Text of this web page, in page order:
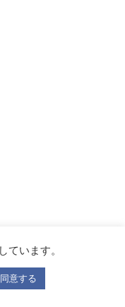
ています。
同意する